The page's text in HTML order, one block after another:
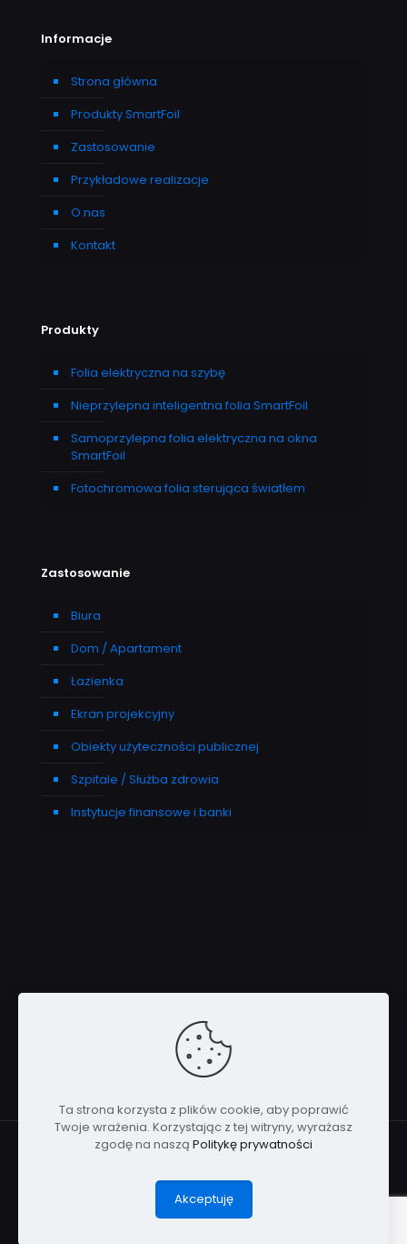
Informacje
Strona główna
Produkty SmartFoil
Zastosowanie
Przykładowe realizacje
O nas
Kontakt
Produkty
Folia elektryczna na szybę
Nieprzylepna inteligentna folia SmartFoil
Samoprzylepna folia elektryczna na okna
SmartFoil
Fotochromowa folia sterująca światłem
Zastosowanie
Biura
Dom / Apartament
Łazienka
Ekran projekcyjny
Obiekty użyteczności publicznej
Szpitale / Służba zdrowia
Instytucje finansowe i banki
© 2015 - 2025 SmartFoil.pl | All Rights Reserved - Folia
Polityka prywatności
Ta strona korzysta z plików cookie, aby poprawić
Twoje wrażenia. Korzystając z tej witryny, wyrażasz
zgodę na naszą Politykę prywatności
Akceptuję